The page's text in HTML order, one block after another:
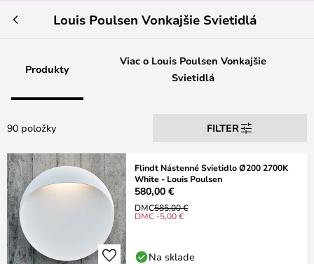
Louis Poulsen Vonkajšie Svietidlá
Produkty
Viac o Louis Poulsen Vonkajšie
Svietidlá
90 položky FILTER
Flindt Nástenné Svietidlo Ø200 2700K
White - Louis Poulsen
580,00 €
DMC585,00 €
DMC -5,00 €
Na sklade